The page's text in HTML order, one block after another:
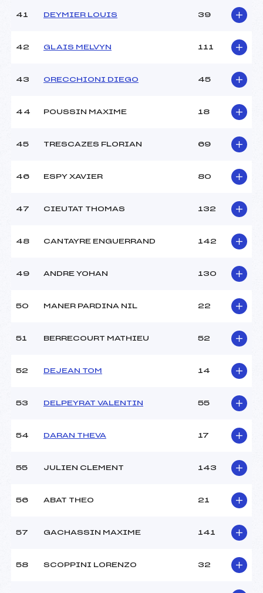
41 DEYMIER LOUIS 39
42 GLAIS MELVYN 111
43 ORECCHIONI DIEGO 45
44 POUSSIN MAXIME 18
45 TRESCAZES FLORIAN 69
46 ESPY XAVIER 80
47 CIEUTAT THOMAS 132
48 CANTAYRE ENGUERRAND 142
49 ANDRE YOHAN 130
50 MANER PARDINA NIL 22
51 BERRECOURT MATHIEU 52
52 DEJEAN TOM 14
53 DELPEYRAT VALENTIN 55
54 DARAN THEVA 17
55 JULIEN CLEMENT 143
56 ABAT THEO 21
57 GACHASSIN MAXIME 141
58 SCOPPINI LORENZO 32